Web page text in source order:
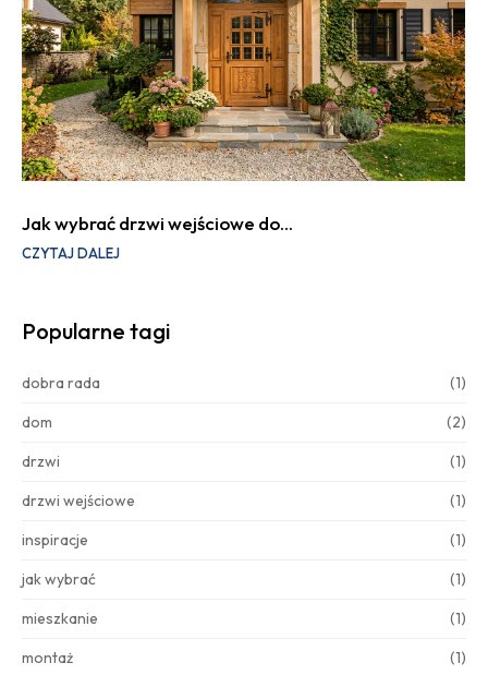
Jak wybrać drzwi wejściowe do…
CZYTAJ DALEJ
Popularne tagi
dobra rada
(1)
dom
(2)
drzwi
(1)
drzwi wejściowe
(1)
inspiracje
(1)
jak wybrać
(1)
mieszkanie
(1)
montaż
(1)